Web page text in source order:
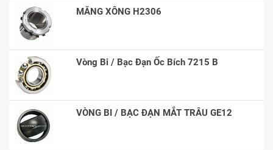
MĂNG XÔNG H2306
Vòng Bi / Bạc Đạn Ốc Bích 7215 B
VÒNG BI / BẠC ĐẠN MẮT TRÂU GE12